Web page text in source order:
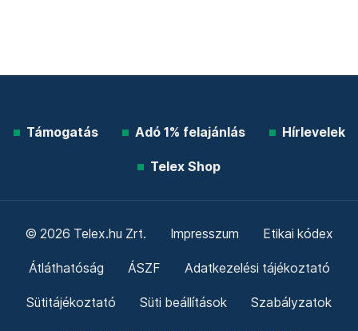
Támogatás Adó 1% felajánlás Hírlevelek
Telex Shop
© 2026 Telex.hu Zrt. Impresszum Etikai kódex
Átláthatóság ÁSZF Adatkezelési tájékoztató
Sütitájékoztató Süti beállítások Szabályzatok